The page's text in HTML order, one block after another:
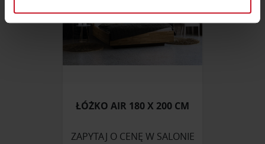
zmienić lub wycofać swoją zgodę w dowolnej chwili.
Wykorzystujemy pliki cookie do spersonalizowania treści
i reklam, aby oferować funkcje społecznościowe i
społecznościowym, reklamowym i analitycznym.
otrzymanymi od Ciebie lub uzyskanymi podczas
ŁÓŻKO AIR 180 X 200 CM
ZAPYTAJ O CENĘ W SALONIE